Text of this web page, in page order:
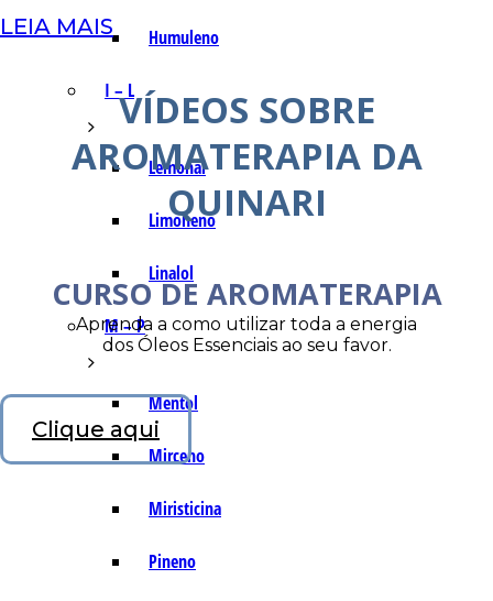
Humuleno
I – L
Lemonal
Limoneno
Linalol
M – P
Mentol
Mirceno
Miristicina
Pineno
LEIA MAIS
VÍDEOS SOBRE
AROMATERAPIA DA
QUINARI
CURSO DE AROMATERAPIA
Aprenda a como utilizar toda a energia
dos Óleos Essenciais ao seu favor.
Clique aqui